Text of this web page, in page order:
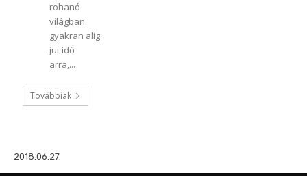
rohanó
világban
gyakran alig
jut idő
arra,...
Továbbiak
2018.06.27.